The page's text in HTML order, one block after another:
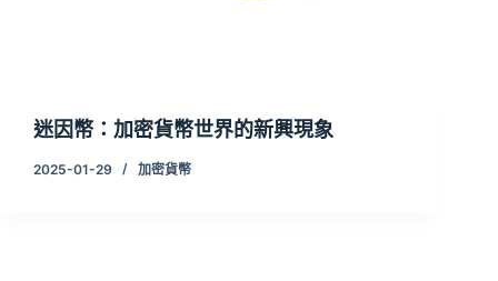
迷因幣：加密貨幣世界的新興現象
2025-01-29 加密貨幣